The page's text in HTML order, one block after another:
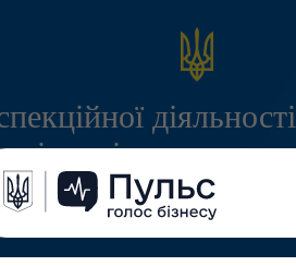
міжрегіонального
служби з питань